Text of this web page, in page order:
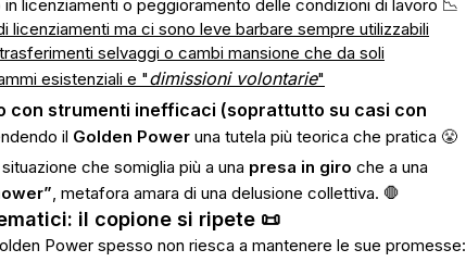
ADS
licenziamenti o peggioramento delle condizioni di lavoro 📉
licenziamenti ma ci sono leve barbare sempre utilizzabili
selvaggi o cambi mansione che da soli
esistenziali e "dimissioni volontarie"
con strumenti inefficaci (soprattutto su casi con
il Golden Power una tutela più teorica che pratica 😤
che somiglia più a una presa in giro che a una
, metafora amara di una delusione collettiva. 🛑
il copione si ripete 📜
Power spesso non riesca a mantenere le sue promesse: